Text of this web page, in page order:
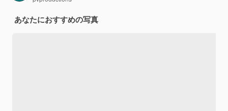
あなたにおすすめの写真